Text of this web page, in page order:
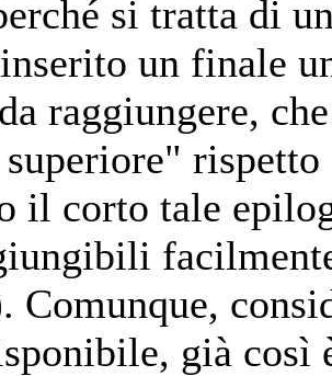
si tratta di
un finale
raggiungere,
il corto tale
Comunque,
già